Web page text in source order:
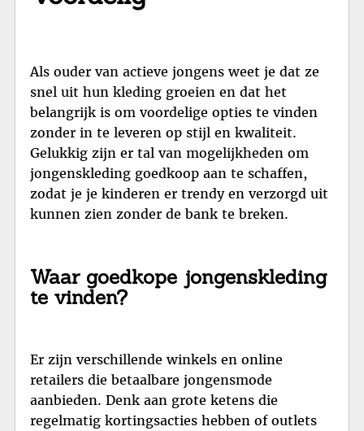
Als ouder van actieve jongens weet je dat ze
snel uit hun kleding groeien en dat het
belangrijk is om voordelige opties te vinden
zonder in te leveren op stijl en kwaliteit.
Gelukkig zijn er tal van mogelijkheden om
jongenskleding goedkoop aan te schaffen,
zodat je je kinderen er trendy en verzorgd uit
kunnen zien zonder de bank te breken.
Waar goedkope jongenskleding
te vinden?
Er zijn verschillende winkels en online
retailers die betaalbare jongensmode
aanbieden. Denk aan grote ketens die
regelmatig kortingsacties hebben of outlets